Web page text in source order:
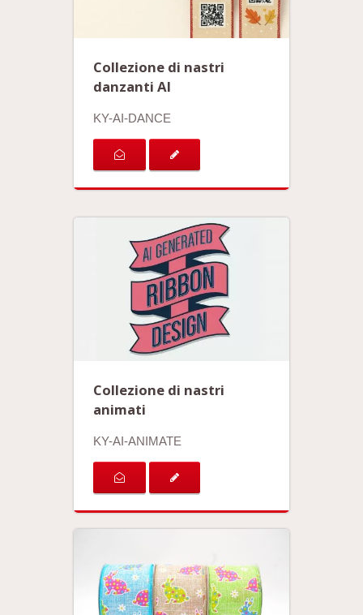
Collezione di nastri
danzanti AI
KY-AI-DANCE
Collezione di nastri
animati
KY-AI-ANIMATE